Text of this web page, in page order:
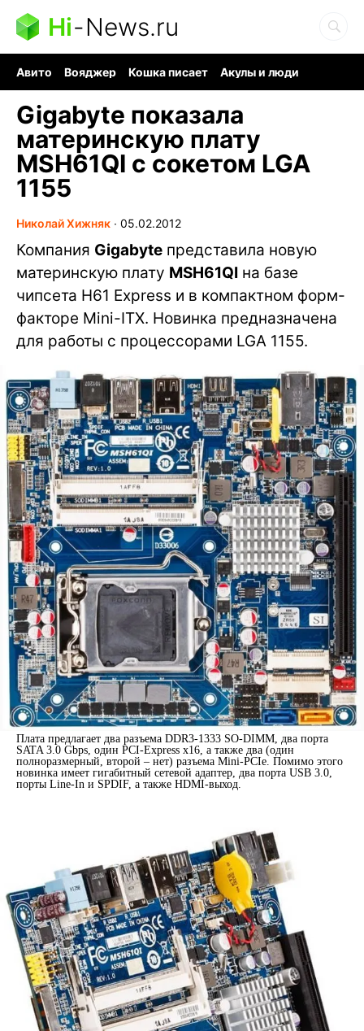
Hi-News.ru
Авито Вояджер Кошка писает
Акулы и люди
Gigabyte показала
материнскую плату
MSH61QI с сокетом LGA
1155
Николай Хижняк ∙ 05.02.2012
Компания Gigabyte представила новую
материнскую плату MSH61QI на базе
чипсета H61 Express и в компактном форм-
факторе Mini-ITX. Новинка предназначена
для работы с процессорами LGA 1155.
Плата предлагает два разъема DDR3-1333 SO-DIMM, два порта
SATA 3.0 Gbps, один PCI-Express x16, а также два (один
полноразмерный, второй – нет) разъема Mini-PCIe. Помимо этого
новинка имеет гигабитный сетевой адаптер, два порта USB 3.0,
порты Line-In и SPDIF, а также HDMI-выход.